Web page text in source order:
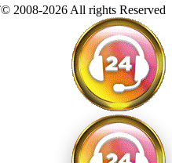
2008-2026 All rights Reserved